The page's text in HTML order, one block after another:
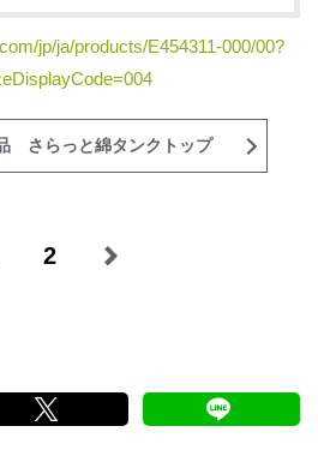
jp/ja/products/E454311-000/00?
さらっと綿タンクトップ
2